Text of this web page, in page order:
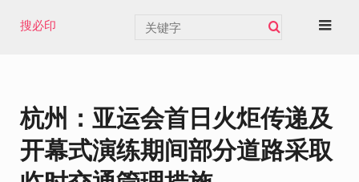
搜必印
杭州：亚运会首日火炬传递及
开幕式演练期间部分道路采取